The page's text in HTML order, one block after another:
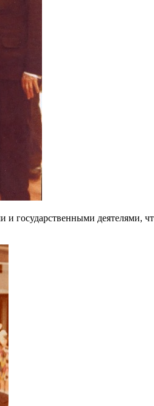
деятелями,